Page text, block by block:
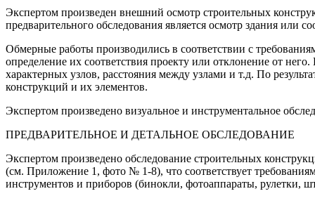
Экспертом произведен внешний осмотр строительных
предварительного обследования является осмотр здания
Обмерные работы производились в соответствии с
определение их соответствия проекту или отклонение от
характерных узлов, расстояния между узлами и т.д. По
конструкций и их элементов.
Экспертом произведено визуальное и инструментальное
ПРЕДВАРИТЕЛЬНОЕ И ДЕТАЛЬНОЕ ОБСЛЕДОВАНИЕ
Экспертом произведено обследование строительных
(см. Приложение 1, фото № 1-8), что соответствует
инструментов и приборов (бинокли, фотоаппараты, рулетки,